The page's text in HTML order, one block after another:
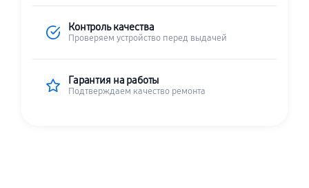
Контроль качества
Проверяем устройство перед выдачей
Гарантия на работы
Подтверждаем качество ремонта